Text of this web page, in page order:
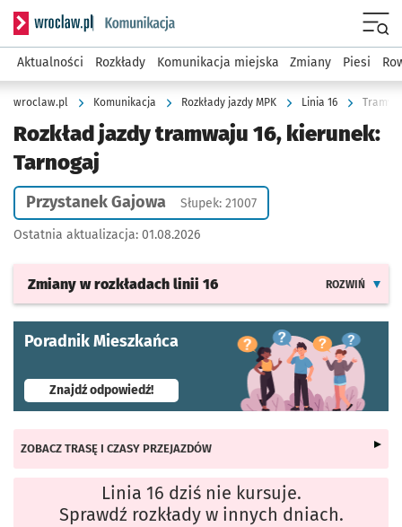
Serwis informacyjny wroclaw.pl podserwis: Komunikacja
Aktualności Rozkłady Komunikacja miejska Zmiany Piesi
wroclaw.pl Komunikacja Rozkłady jazdy MPK Linia 16
Rozkład jazdy tramwaju 16, kierunek:
Tarnogaj
Przystanek Gajowa Słupek: 21007
Ostatnia aktualizacja: 01.08.2026
Zmiany w rozkładach linii 16 ROZWIŃ
Poradnik Mieszkańca
Znajdź odpowiedź!- otworzy się w nowej karcie
ZOBACZ TRASĘ I CZASY PRZEJAZDÓW
Linia 16 dziś nie kursuje.
Sprawdź rozkłady w innych dniach.